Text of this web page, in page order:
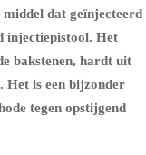
dat geïnjecteerd
injectiepistool. Het
bakstenen, hardt uit
Het is een bijzonder
tegen opstijgend